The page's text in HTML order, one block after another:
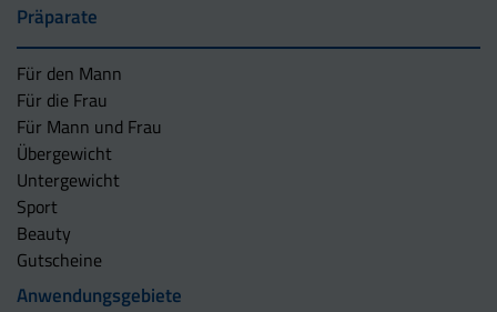
Präparate
Für den Mann
Für die Frau
Für Mann und Frau
Übergewicht
Untergewicht
Sport
Beauty
Gutscheine
Anwendungsgebiete